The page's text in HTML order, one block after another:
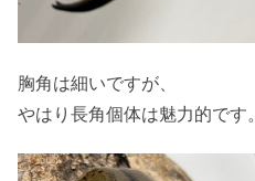
胸角は細いですが、
やはり長角個体は魅力的です。